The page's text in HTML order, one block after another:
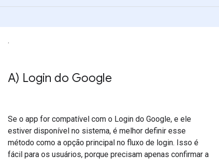
.
A) Login do Google
Se o app for compatível com o Login do Google, e ele
estiver disponível no sistema, é melhor definir esse
método como a opção principal no fluxo de login. Isso é
fácil para os usuários, porque precisam apenas confirmar a